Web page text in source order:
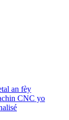
an fèy
CNC yo